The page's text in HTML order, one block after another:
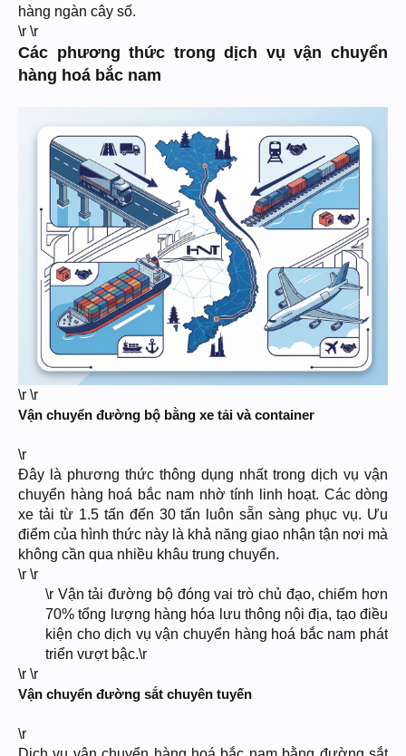
hàng ngàn cây số.
\r \r
Các phương thức trong dịch vụ vận chuyển
hàng hoá bắc nam
\r \r
Vận chuyển đường bộ bằng xe tải và container
\r
Đây là phương thức thông dụng nhất trong dịch vụ vận
chuyển hàng hoá bắc nam nhờ tính linh hoạt. Các dòng
xe tải từ 1.5 tấn đến 30 tấn luôn sẵn sàng phục vụ. Ưu
điểm của hình thức này là khả năng giao nhận tận nơi mà
không cần qua nhiều khâu trung chuyển.
\r \r
\r Vận tải đường bộ đóng vai trò chủ đạo, chiếm hơn
70% tổng lượng hàng hóa lưu thông nội địa, tạo điều
kiện cho dịch vụ vận chuyển hàng hoá bắc nam phát
triển vượt bậc.\r​
\r \r
Vận chuyển đường sắt chuyên tuyến
\r